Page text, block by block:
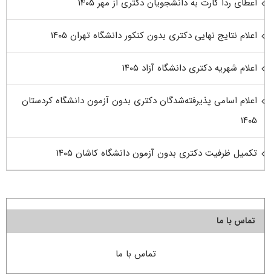
اعطای ردا کارت به دانشجویان دکتری از مهر ۱۴۰۵
اعلام نتایج نهایی دکتری بدون کنکور دانشگاه تهران ۱۴۰۵
اعلام شهریه دکتری دانشگاه آزاد ۱۴۰۵
اعلام اسامی پذیرفته‌شدگان دکتری بدون آزمون دانشگاه کردستان
۱۴۰۵
تکمیل ظرفیت دکتری بدون آزمون دانشگاه کاشان ۱۴۰۵
تماس با ما
تماس با ما